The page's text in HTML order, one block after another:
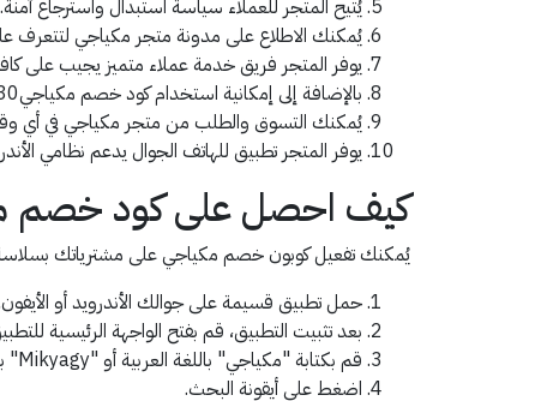
يُتيح المتجر للعملاء سياسة استبدال واسترجاع آمنة.
يُمكنك الاطلاع على مدونة متجر مكياجي لتتعرف
يوفر المتجر فريق خدمة عملاء متميز يجيب على
بالإضافة إلى إمكانية استخدام كود خصم مكياجيNY130 ، يوفر لك المتجر خدمة الشحن مجانًا على المشتريات الأزيد من 199 ريال سعودي/ درهم إماراتي.
يُمكنك التسوق والطلب من متجر مكياجي في أي
يوفر المتجر تطبيق للهاتف الجوال يدعم نظامي
كيف احصل على كود خصم
يُمكنك تفعيل كوبون خصم مكياجي على مشترياتك بسلاسة
حمل تطبيق قسيمة على جوالك الأندرويد أو
بعد تثبيت التطبيق، قم بفتح الواجهة الرئيسية
قم بكتابة "مكياجي" باللغة العربية أو "Mikyagy" باللغة الانجليزية.
اضغط على أيقونة البحث.